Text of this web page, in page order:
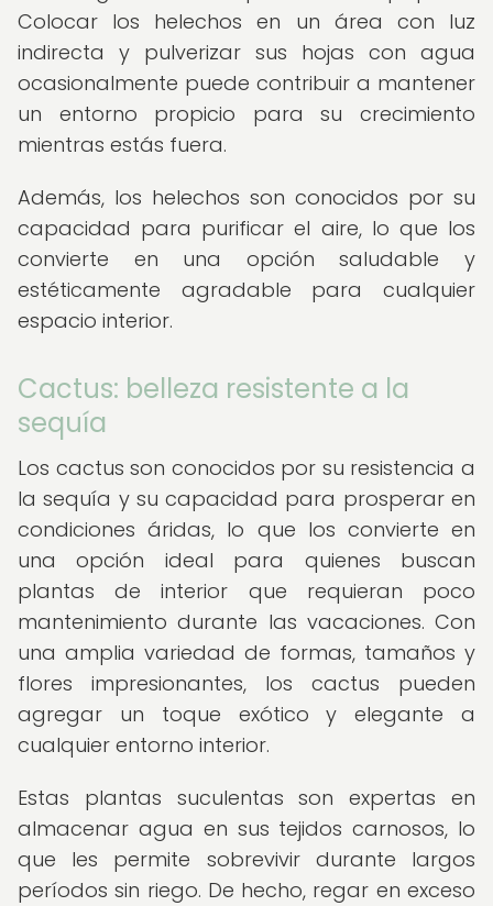
Colocar los helechos en un área con luz
indirecta y pulverizar sus hojas con agua
ocasionalmente puede contribuir a mantener
un entorno propicio para su crecimiento
mientras estás fuera.
Además, los helechos son conocidos por su
capacidad para purificar el aire, lo que los
convierte en una opción saludable y
estéticamente agradable para cualquier
espacio interior.
Cactus: belleza resistente a la
sequía
Los cactus son conocidos por su resistencia a
la sequía y su capacidad para prosperar en
condiciones áridas, lo que los convierte en
una opción ideal para quienes buscan
plantas de interior que requieran poco
mantenimiento durante las vacaciones. Con
una amplia variedad de formas, tamaños y
flores impresionantes, los cactus pueden
agregar un toque exótico y elegante a
cualquier entorno interior.
Estas plantas suculentas son expertas en
almacenar agua en sus tejidos carnosos, lo
que les permite sobrevivir durante largos
períodos sin riego. De hecho, regar en exceso